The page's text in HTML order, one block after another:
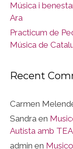
Música i
Ara
Practicum de
Música de
Recent
Carmen
Sandra en
Autista amb
admin en